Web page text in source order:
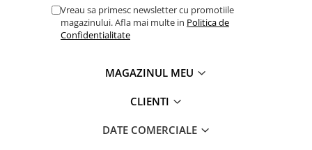
Vreau sa primesc newsletter cu promotiile
magazinului. Afla mai multe in Politica de
Confidentialitate
MAGAZINUL MEU
CLIENTI
DATE COMERCIALE